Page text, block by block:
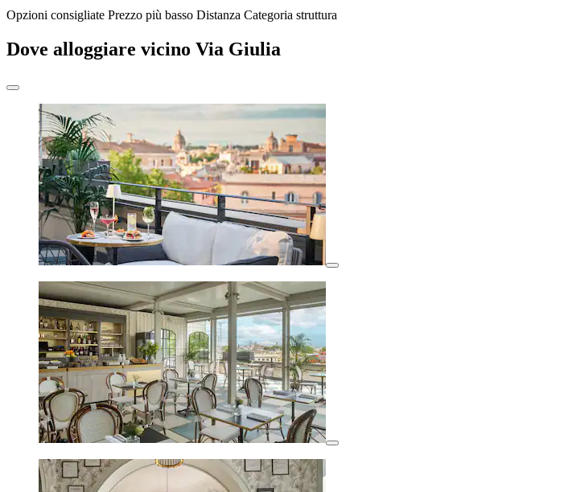
Opzioni consigliate Prezzo più basso Distanza Categoria struttura
Dove alloggiare vicino Via Giulia